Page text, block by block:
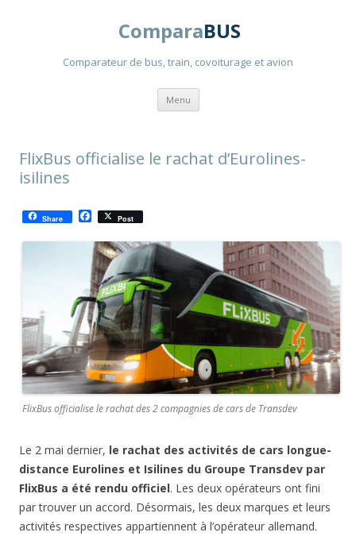
ComparaBUS
Comparateur de bus, train, covoiturage et avion
Menu Aller
contenu
FlixBus officialise le rachat d’Eurolines-
isilines
Share
a
c
e
b
o
o
k
Post
FlixBus officialise le rachat des 2 compagnies de cars de Transdev
Le 2 mai dernier, le rachat des activités de cars longue-
distance Eurolines et Isilines du Groupe Transdev par
FlixBus a été rendu officiel. Les deux opérateurs ont fini
par trouver un accord. Désormais, les deux marques et leurs
activités respectives appartiennent à l’opérateur allemand.